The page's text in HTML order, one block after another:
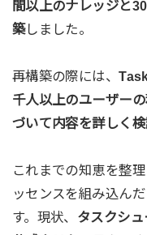
間以上のナレッジと
築しました。
再構築の際には、
千人以上のユーザー
づいて内容を詳しく
これまでの知恵を整
ッセンスを組み込ん
す。現状、 タスクシ